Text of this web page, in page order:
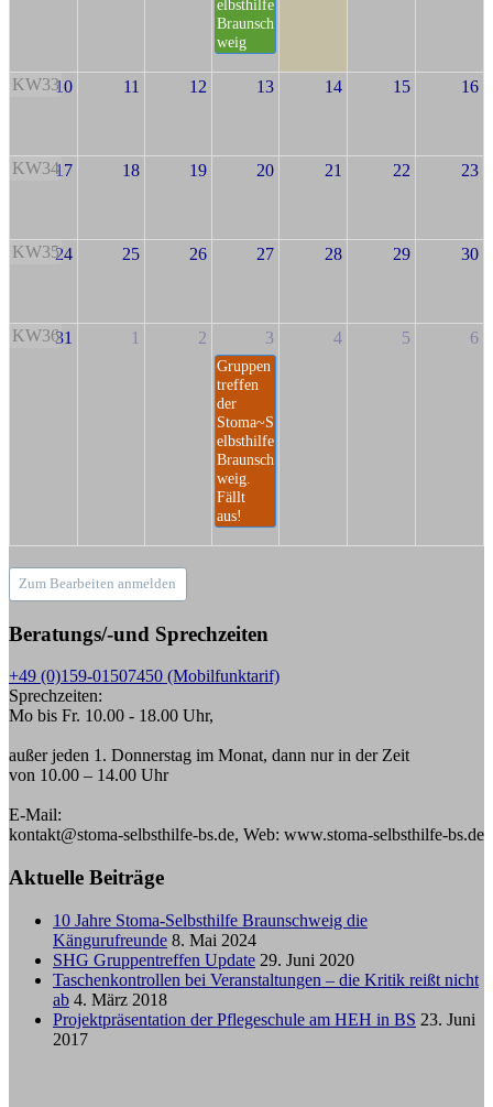
elbsthilfe
Braunsch
weig
KW3310 11 12 13 14 15 16
KW3417 18 19 20 21 22 23
KW3524 25 26 27 28 29 30
KW3631 1 2 3
Gruppen
treffen
der
Stoma~S
elbsthilfe
Braunsch
weig.
Fällt
aus!
4 5 6
Zum Bearbeiten anmelden
Beratungs/-und Sprechzeiten
+49 (0)159-01507450 (Mobilfunktarif)
Sprechzeiten:
Mo bis Fr. 10.00 - 18.00 Uhr,
außer jeden 1. Donnerstag im Monat, dann nur in der Zeit
von 10.00 – 14.00 Uhr
E-Mail:
kontakt@stoma-selbsthilfe-bs.de, Web: www.stoma-selbsthilfe-bs.de
Aktuelle Beiträge
10 Jahre Stoma-Selbsthilfe Braunschweig die
Kängurufreunde 8. Mai 2024
SHG Gruppentreffen Update 29. Juni 2020
Taschenkontrollen bei Veranstaltungen – die Kritik reißt nicht
ab 4. März 2018
Projektpräsentation der Pflegeschule am HEH in BS 23. Juni
2017